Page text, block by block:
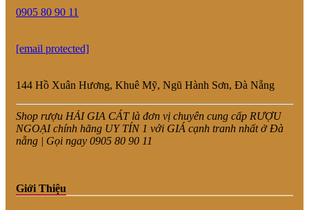
0905 80 90 11
[email protected]
144 Hồ Xuân Hương, Khuê Mỹ, Ngũ Hành Sơn, Đà Nẵng
Shop rượu HẢI GIA CÁT là đơn vị chuyên cung cấp RƯỢU
NGOẠI chính hãng UY TÍN 1 với GIÁ cạnh tranh nhất ở Đà
nẵng | Gọi ngay 0905 80 90 11
Giới Thiệu